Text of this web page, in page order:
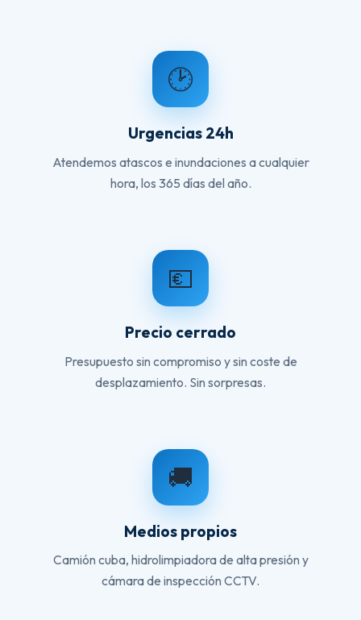
🕑
Urgencias 24h
Atendemos atascos e inundaciones a cualquier
hora, los 365 días del año.
💶
Precio cerrado
Presupuesto sin compromiso y sin coste de
desplazamiento. Sin sorpresas.
🚚
Medios propios
Camión cuba, hidrolimpiadora de alta presión y
cámara de inspección CCTV.